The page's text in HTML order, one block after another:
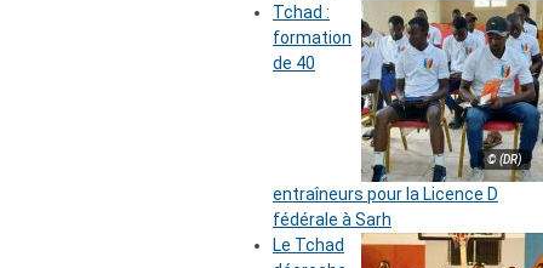
© (DR)
Tchad :
formation
de 40
entraîneurs pour la Licence D
fédérale à Sarh
Le Tchad